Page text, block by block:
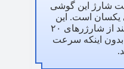
شارژ این گوشی
۳۰ واتی و ۲۰ واتی یکسان است. این
بدان معناست که کاربران می‌توانند از شارژرهای ۲۰
بدون اینکه سرعت